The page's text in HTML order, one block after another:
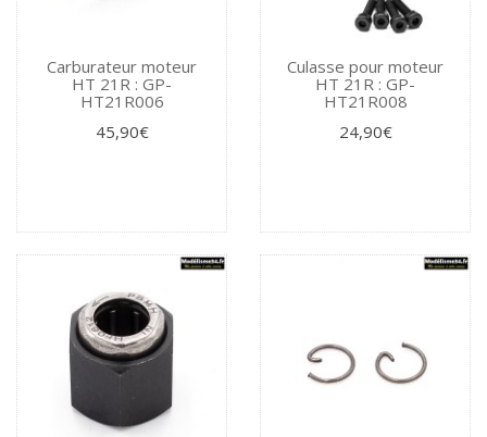
Carburateur moteur
HT 21R : GP-
HT21R006
45,90€
Culasse pour moteur
HT 21R : GP-
HT21R008
24,90€